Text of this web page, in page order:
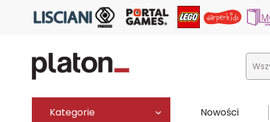
Kategorie Nowości